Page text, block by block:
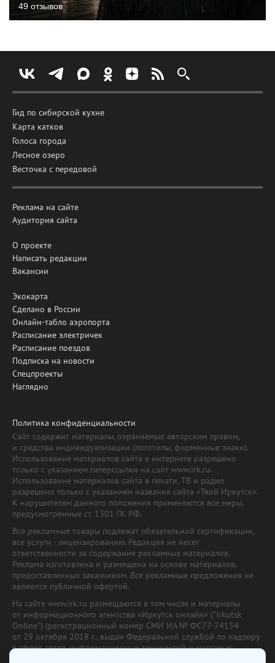
49 отзывов
Гид по сибирской кухне
Карта катков
Голоса города
Лесное озеро
Весточка с передовой
Реклама на сайте
Аудитория сайта
О проекте
Написать редакции
Вакансии
Экокарта
Сделано в России
Онлайн-табло аэропорта
Расписание электричек
Расписание поездов
Подписка на новости
Спецпроекты
Наглядно
Политика конфиденциальности
Сайт содержит материалы, охраняемые авторским правом,
и средства индивидуализации (логотипы, фирменные знаки).
Использование материалов сайта в интернете разрешено
только с указанием гиперссылки на сайт www.irk.ru.
Использование материалов сайта в печати, ТВ и радио
разрешено только с указанием названия сайта «Твой Иркутск».
К нарушителям данного положения применяются все меры,
предусмотренные ст. 1301 ГК РФ.
Все рекламные товары подлежат обязательной сертификации,
все услуги - лицензированию. Редакция не несет
ответственности за содержание рекламных материалов.
Реклама изготовлена и размещена на основе материалов,
предоставленных заказчиком. Все рекламные предложения не
являются публичной офертой.
На сайте www.irk.ru размещаются в том числе и материалы
от информационного агентства «Иркутск онлайн» ("Irkutsk
Online") (регистрационный номер СМИ ИА № ФС77-74154
от 29 октября 2018 г., выдан Федеральной службой по надзору
в сфере связи, информационных технологий и массовых